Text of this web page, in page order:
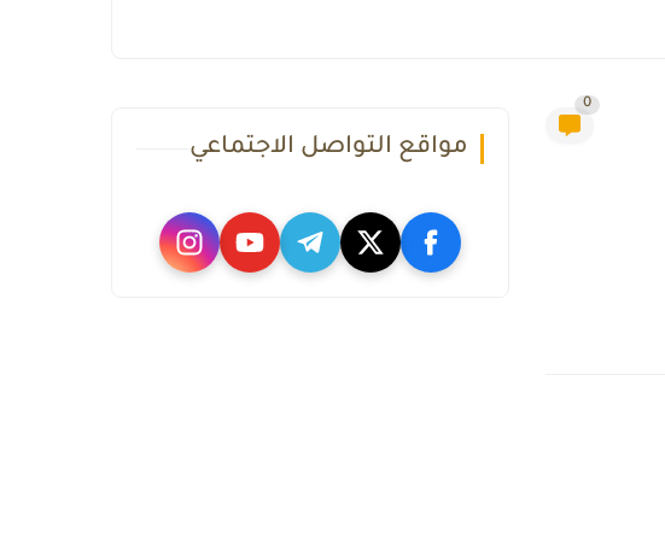
0
مواقع التواصل الاجتماعي